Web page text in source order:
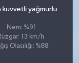
kuvvetli yağmurlu
Nem: %91
13 km/h
Olasılığı: %88